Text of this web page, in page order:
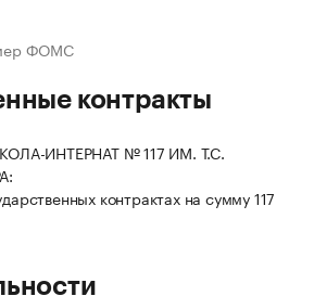
ФОМС
контракты
ИНТЕРНАТ № 117 ИМ. Т.С.
контрактах на сумму 117